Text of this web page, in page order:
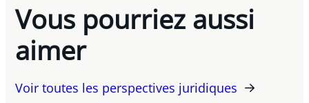
Vous pourriez aussi
aimer
Voir toutes les perspectives juridiques